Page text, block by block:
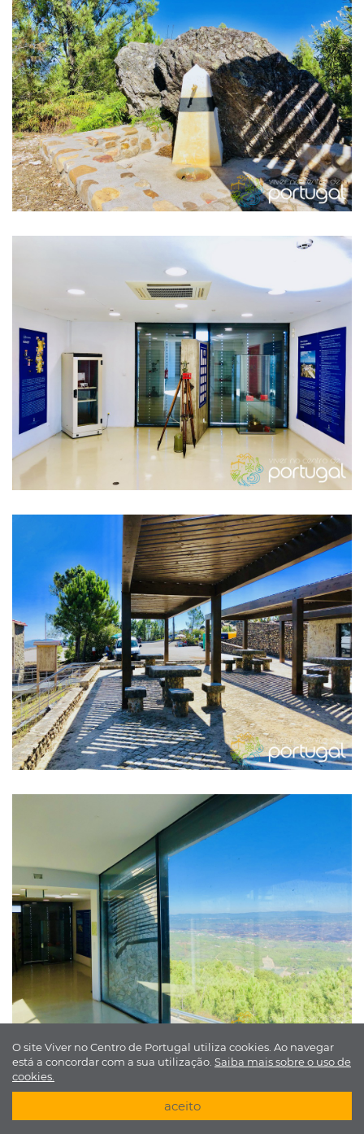
O site Viver no Centro de Portugal utiliza cookies. Ao navegar
está a concordar com a sua utilização. Saiba mais sobre o uso de
cookies.
aceito